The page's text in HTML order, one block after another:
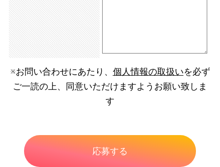
※お問い合わせにあたり、 個人情報の取扱いを必ず
ご一読の上、同意いただけますようお願い致しま
す